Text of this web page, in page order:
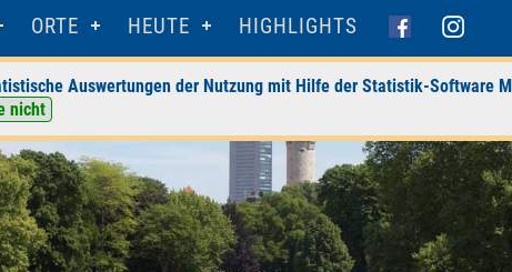
ORTE HEUTE HIGHLIGHTS
Auswertungen der Nutzung mit Hilfe der Statistik-Software
nicht